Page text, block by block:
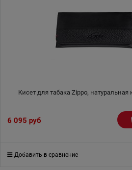
Кисет для табака Zippo, натуральная
6 095 руб
Добавить в сравнение